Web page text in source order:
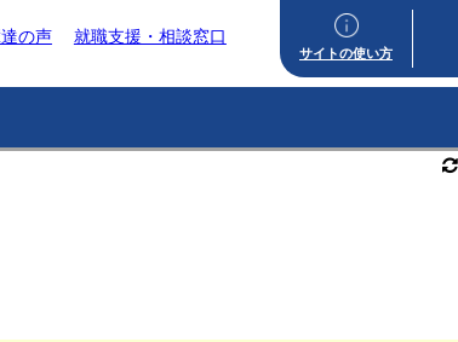
の声 就職支援・相談窓口
サイトの使い方